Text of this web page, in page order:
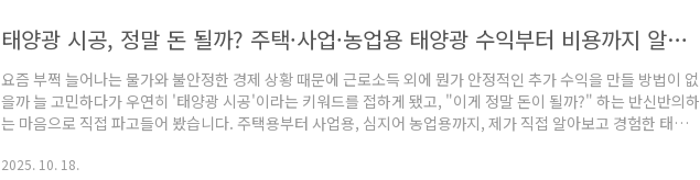
태양광 시공, 정말 돈 될까? 주택·사업·농업용 태양광 수익부터 비용까지 알아보기
요즘 부쩍 늘어나는 물가와 불안정한 경제 상황 때문에 근로소득 외에 뭔가 안정적인 추가 수익을 만들 방법이 없
을까 늘 고민하다가 우연히 '태양광 시공'이라는 키워드를 접하게 됐고, "이게 정말 돈이 될까?" 하는 반신반의하
는 마음으로 직접 파고들어 봤습니다. 주택용부터 사업용, 심지어 농업용까지, 제가 직접 알아보고 경험한 태양
거예요! 태양광 시공, 정말 수익이 날까? 태양광 발전 수익 직접 알아봤습니다!솔직히 처음엔 '태양광 시공'이라
2025. 10. 18.